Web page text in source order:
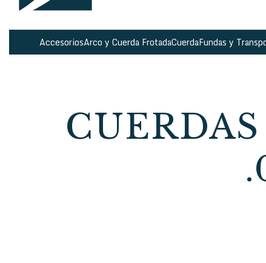
AccesoriosArco y Cuerda FrotadaCuerdaFundas y